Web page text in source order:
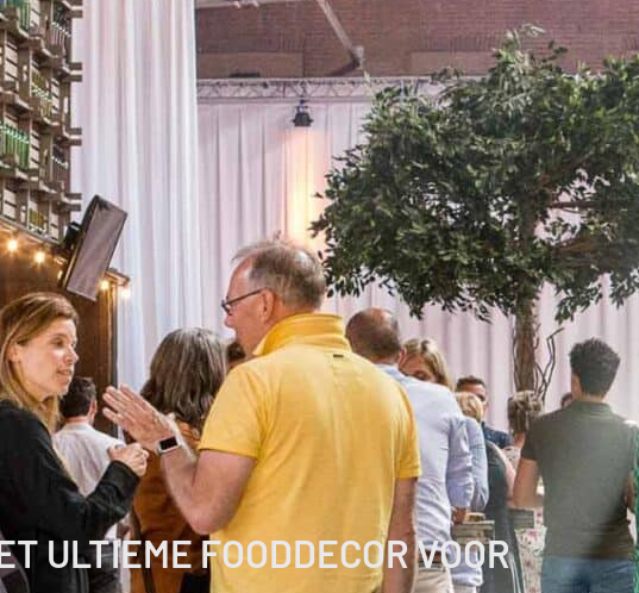
ULTIEME FOODDECOR VOOR